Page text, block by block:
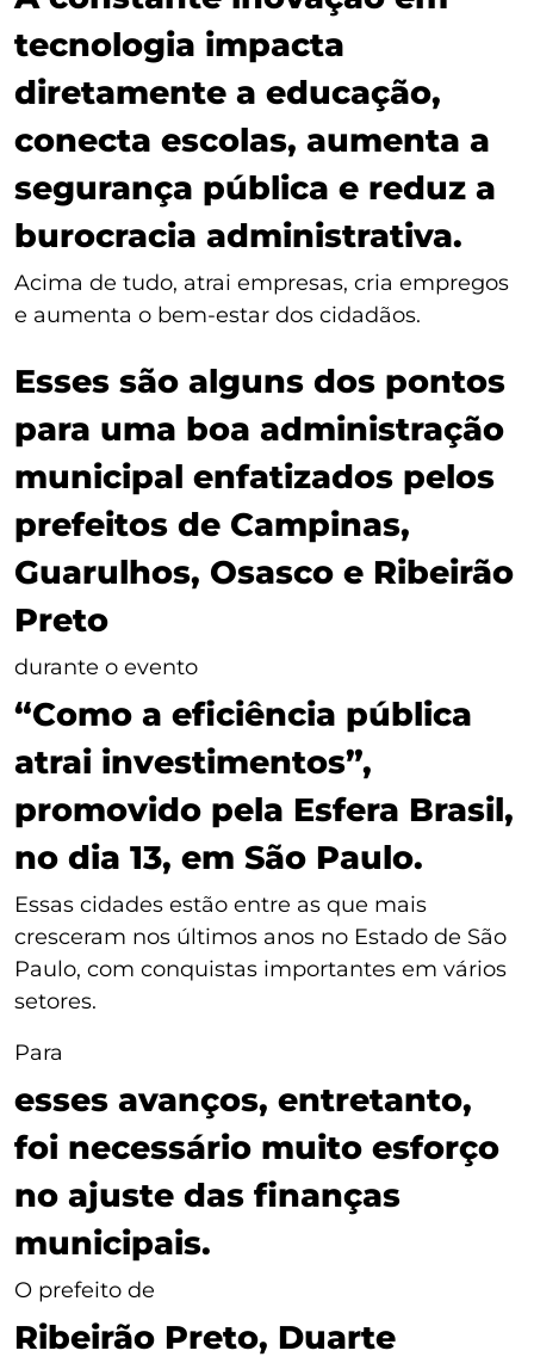
tecnologia impacta
diretamente a educação,
conecta escolas, aumenta a
segurança pública e reduz a
burocracia administrativa.
Acima de tudo, atrai empresas, cria empregos
e aumenta o bem-estar dos cidadãos.
Esses são alguns dos pontos
para uma boa administração
municipal enfatizados pelos
prefeitos de Campinas,
Guarulhos, Osasco e Ribeirão
Preto
durante o evento
“Como a eficiência pública
atrai investimentos”,
promovido pela Esfera Brasil,
no dia 13, em São Paulo.
Essas cidades estão entre as que mais
cresceram nos últimos anos no Estado de São
Paulo, com conquistas importantes em vários
setores.
Para
esses avanços, entretanto,
foi necessário muito esforço
no ajuste das finanças
municipais.
O prefeito de
Ribeirão Preto, Duarte